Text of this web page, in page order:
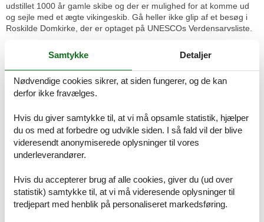
udstillet 1000 år gamle skibe og der er mulighed for at komme ud
og sejle med et ægte vikingeskib. Gå heller ikke glip af et besøg i
Roskilde Domkirke, der er optaget på UNESCOs Verdensarvsliste.
Hos os finder du når som helst et stort udvalg, og derfor kan du
enkelt og sikkert finde dit sommerhus i Vellerup Sommerby her.
Dag ud og dag ind, hele året rundt. Derfor kan du på kort tid danne
dig et overblik over alle mulighederne, og nemt finde frem til det
% gratis for dig. Der er prisgaranti på alle sommerhuse, som
udlejes gennem os, så du får altid markedets laveste pris på et
sommerhus i Vellerup Sommerby hos os.
På denne måde får du det højeste antal af sommerhuse at
Der er hvert år stor efterspørgsel efter sommerhuse, og derfor
handler det om at være så tidligt ude, som det kan lade sig gøre.
Prisgaranti og kundeservice
Samtykke Detaljer
Nødvendige cookies sikrer, at siden fungerer, og de kan
derfor ikke fravælges.
Hvis du giver samtykke til, at vi må opsamle statistik, hjælper
du os med at forbedre og udvikle siden. I så fald vil der blive
videresendt anonymiserede oplysninger til vores
underleverandører.
Hvis du accepterer brug af alle cookies, giver du (ud over
statistik) samtykke til, at vi må videresende oplysninger til
tredjepart med henblik på personaliseret markedsføring.